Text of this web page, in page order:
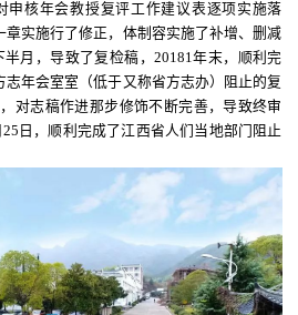
申核年会教授复评工作建议表逐项实施落
实施行了修正，体制容实施了补增、删减
月，导致了复检稿，20181年末，顺利完
年会室室（低于又称省方志办）阻止的复
对志稿作进那步修饰不断完善，导致终审
日，顺利完成了江西省人们当地部门阻止